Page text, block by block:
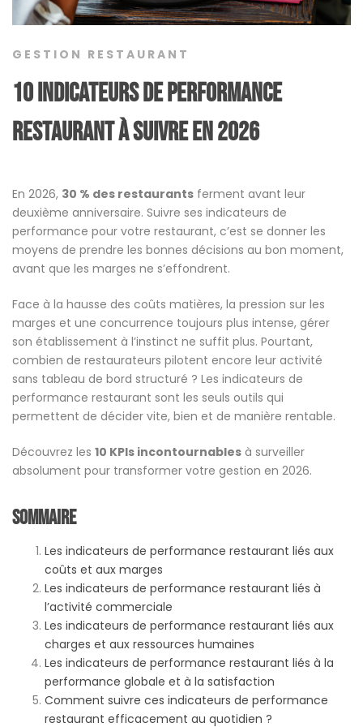
GESTION RESTAURANT
10 indicateurs de performance
restaurant à suivre en 2026
En 2026, 30 % des restaurants ferment avant leur
deuxième anniversaire. Suivre ses indicateurs de
performance pour votre restaurant, c’est se donner les
moyens de prendre les bonnes décisions au bon moment,
avant que les marges ne s’effondrent.
Face à la hausse des coûts matières, la pression sur les
marges et une concurrence toujours plus intense, gérer
son établissement à l’instinct ne suffit plus. Pourtant,
combien de restaurateurs pilotent encore leur activité
sans tableau de bord structuré ? Les indicateurs de
performance restaurant sont les seuls outils qui
permettent de décider vite, bien et de manière rentable.
Découvrez les 10 KPIs incontournables à surveiller
absolument pour transformer votre gestion en 2026.
sommaire
Les indicateurs de performance restaurant liés aux
coûts et aux marges
Les indicateurs de performance restaurant liés à
l’activité commerciale
Les indicateurs de performance restaurant liés aux
charges et aux ressources humaines
Les indicateurs de performance restaurant liés à la
performance globale et à la satisfaction
Comment suivre ces indicateurs de performance
restaurant efficacement au quotidien ?